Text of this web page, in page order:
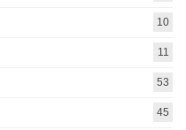
10
11
53
45